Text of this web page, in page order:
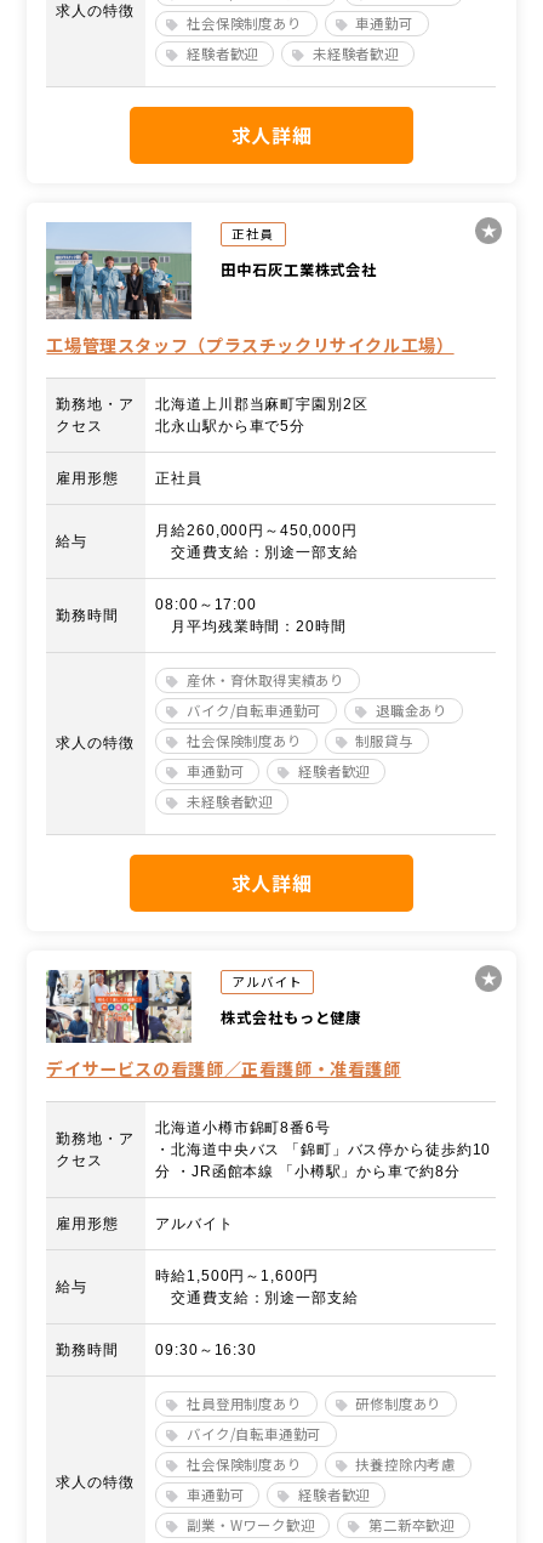
求人の特徴
社会保険制度あり
車通勤可
経験者歓迎
未経験者歓迎
求人詳細
正社員
田中石灰工業株式会社
工場管理スタッフ（プラスチックリサイクル工場）
勤務地・ア
クセス
北海道上川郡当麻町宇園別2区
北永山駅から車で5分
雇用形態 正社員
給与
月給260,000円～450,000円
交通費支給：別途一部支給
勤務時間
08:00～17:00
月平均残業時間：20時間
求人の特徴
産休・育休取得実績あり
バイク/自転車通勤可
退職金あり
社会保険制度あり
制服貸与
車通勤可
経験者歓迎
未経験者歓迎
求人詳細
アルバイト
株式会社もっと健康
デイサービスの看護師／正看護師・准看護師
勤務地・ア
クセス
北海道小樽市錦町8番6号
・北海道中央バス 「錦町」バス停から徒歩約10
分 ・JR函館本線 「小樽駅」から車で約8分
雇用形態 アルバイト
給与
時給1,500円～1,600円
交通費支給：別途一部支給
勤務時間 09:30～16:30
求人の特徴
社員登用制度あり
研修制度あり
バイク/自転車通勤可
社会保険制度あり
扶養控除内考慮
車通勤可
経験者歓迎
副業・Wワーク歓迎
第二新卒歓迎